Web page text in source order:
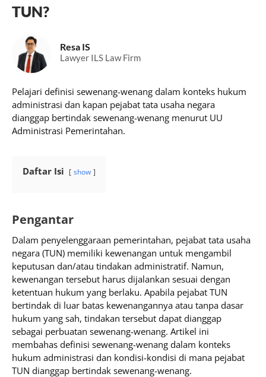
TUN?
Resa IS
Lawyer ILS Law Firm
Pelajari definisi sewenang-wenang dalam konteks hukum
administrasi dan kapan pejabat tata usaha negara
dianggap bertindak sewenang-wenang menurut UU
Administrasi Pemerintahan.
Daftar Isi show
Pengantar
Dalam penyelenggaraan pemerintahan, pejabat tata usaha
negara (TUN) memiliki kewenangan untuk mengambil
keputusan dan/atau tindakan administratif. Namun,
kewenangan tersebut harus dijalankan sesuai dengan
ketentuan hukum yang berlaku. Apabila pejabat TUN
bertindak di luar batas kewenangannya atau tanpa dasar
hukum yang sah, tindakan tersebut dapat dianggap
sebagai perbuatan sewenang-wenang. Artikel ini
membahas definisi sewenang-wenang dalam konteks
hukum administrasi dan kondisi-kondisi di mana pejabat
TUN dianggap bertindak sewenang-wenang.